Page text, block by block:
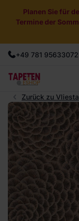
Planen Sie für
Termine der
+49 781 95633072
Zurück zu